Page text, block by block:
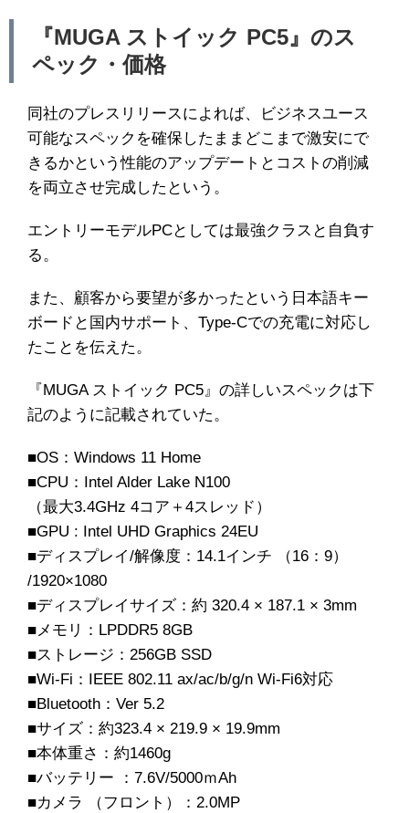
『MUGA ストイック PC5』のス
ペック・価格
同社のプレスリリースによれば、ビジネスユース
可能なスペックを確保したままどこまで激安にで
きるかという性能のアップデートとコストの削減
を両立させ完成したという。
エントリーモデルPCとしては最強クラスと自負す
る。
また、顧客から要望が多かったという日本語キー
ボードと国内サポート、Type-Cでの充電に対応し
たことを伝えた。
『MUGA ストイック PC5』の詳しいスペックは下
記のように記載されていた。
■OS：Windows 11 Home
■CPU：Intel Alder Lake N100
（最大3.4GHz 4コア＋4スレッド）
■GPU : Intel UHD Graphics 24EU
■ディスプレイ/解像度：14.1インチ （16：9）
/1920×1080
■ディスプレイサイズ：約 320.4 × 187.1 × 3mm
■メモリ：LPDDR5 8GB
■ストレージ：256GB SSD
■Wi-Fi：IEEE 802.11 ax/ac/b/g/n Wi-Fi6対応
■Bluetooth：Ver 5.2
■サイズ：約323.4 × 219.9 × 19.9mm
■本体重さ：約1460g
■バッテリー ：7.6V/5000ｍAh
■カメラ （フロント）：2.0MP